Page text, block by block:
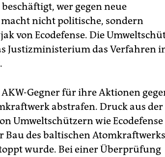
wer gegen neue
nicht politische, sondern
von Ecodefense. Die
Justizministerium das Verfahren
Gegner für ihre Aktionen
abstrafen. Druck aus der
Umweltschützern wie Ecodefense
Bau des baltischen
wurde. Bei einer Überprüfung